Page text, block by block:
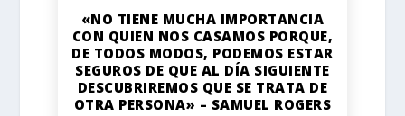
«NO TIENE MUCHA IMPORTANCIA
CON QUIEN NOS CASAMOS PORQUE,
DE TODOS MODOS, PODEMOS ESTAR
SEGUROS DE QUE AL DÍA SIGUIENTE
DESCUBRIREMOS QUE SE TRATA DE
OTRA PERSONA» – SAMUEL ROGERS